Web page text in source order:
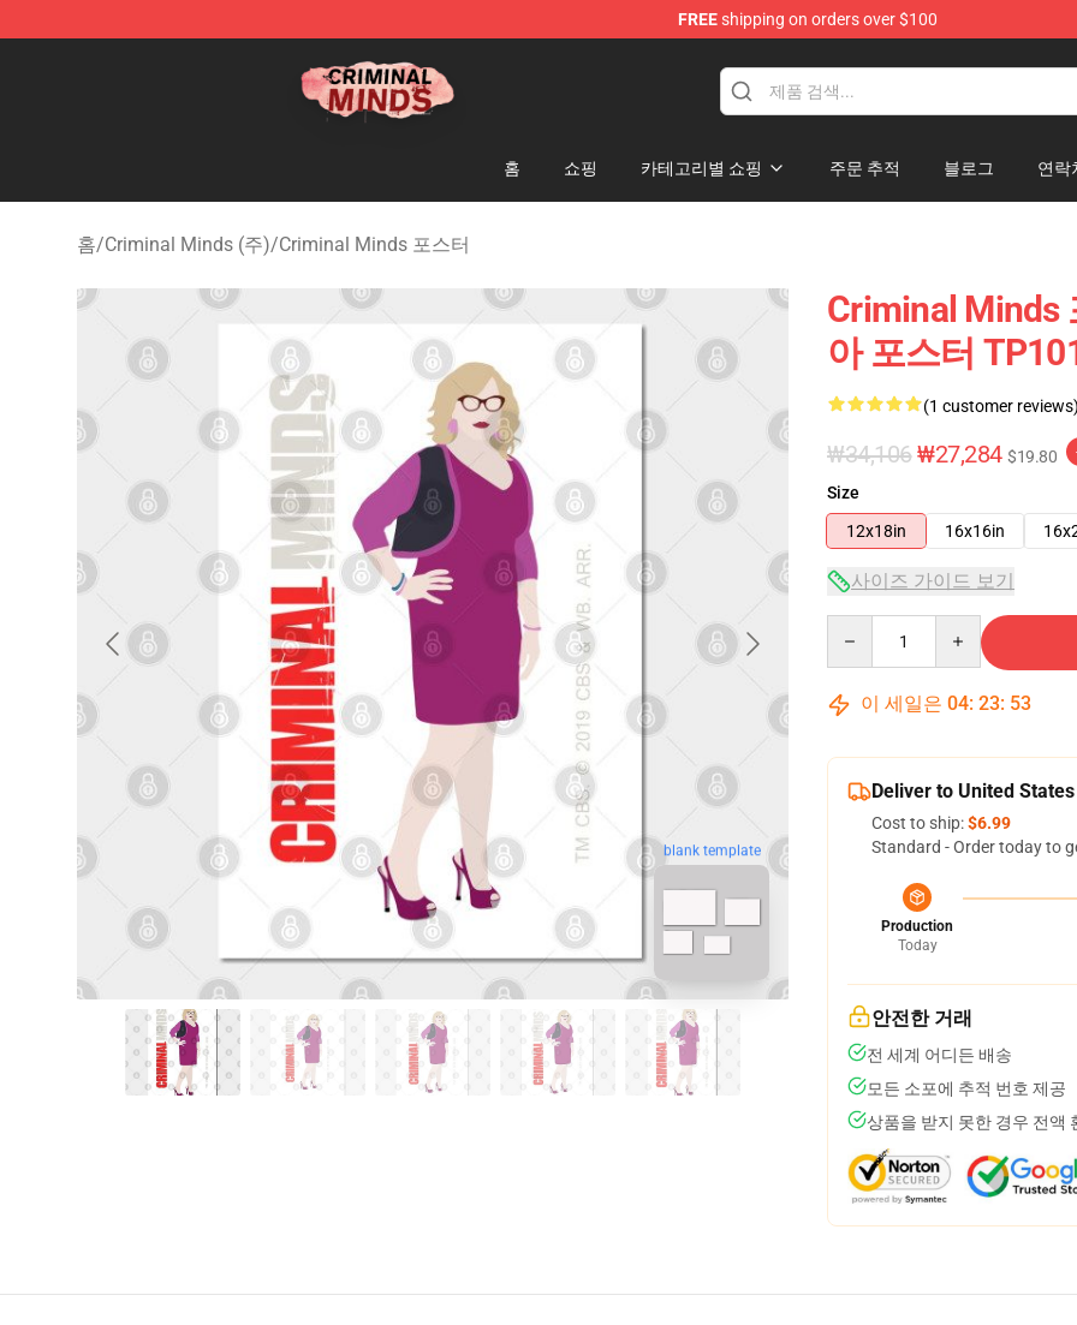
FREEshipping on orders over $100
Criminal Minds Shop - Official Criminal Minds Merchandise Store
홈 쇼핑 카테고리별 쇼핑 주문 추적 블로그 연락
홈/Criminal Minds (주)/Criminal Minds 포스터
blank template
Criminal Minds
아 포스터
(1 customer reviews)
₩34,106₩27,284 $19.80
Size
12x18in
16x16in
사이즈 가이드 보기
이 세일은 04: 23: 52
Deliver to United States
Cost to ship:$6.99
Standard - Order today to
Production
Today
안전한 거래
전 세계 어디든 배송
모든 소포에 추적 번호 제공
상품을 받지 못한 경우 전액